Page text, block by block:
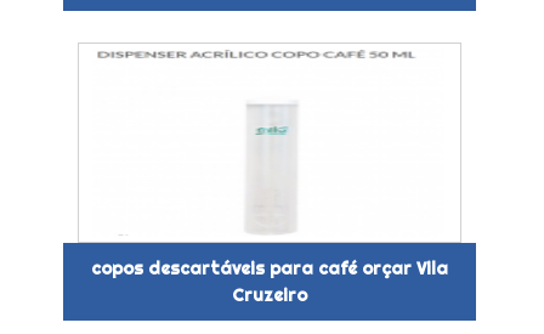
copos descartáveis para café orçar Vila
Cruzeiro